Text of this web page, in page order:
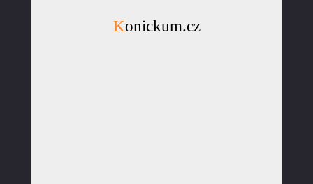
Konickum.cz